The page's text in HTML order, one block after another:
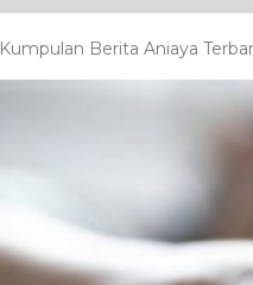
Kumpulan Berita Aniaya